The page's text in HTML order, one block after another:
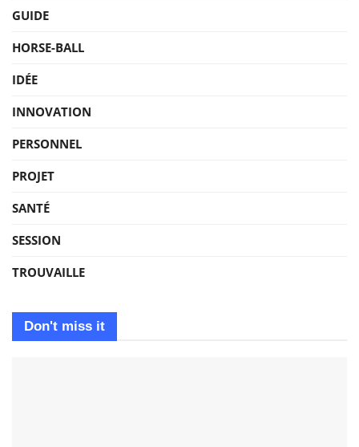
GUIDE
HORSE-BALL
IDÉE
INNOVATION
PERSONNEL
PROJET
SANTÉ
SESSION
TROUVAILLE
Don't miss it